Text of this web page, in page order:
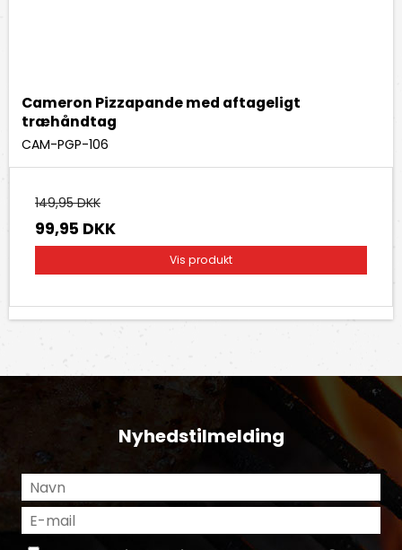
Cameron Pizzapande med aftageligt
træhåndtag
CAM-PGP-106
149,95 DKK
99,95 DKK
Vis produkt
Nyhedstilmelding